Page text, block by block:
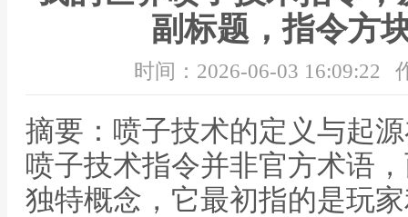
副标题，指令方
时间：2026-06-03 16:09:22
摘要：喷子技术的定义与起
喷子技术指令并非官方术语
独特概念，它最初指的是玩